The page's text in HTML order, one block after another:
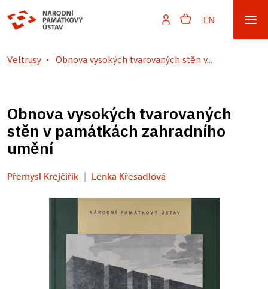
EN
Veltrusy Obnova vysokých tvarovaných stěn v...
Obnova vysokých tvarovaných
stěn v památkách zahradního
umění
Přemysl Krejčiřík | Lenka Křesadlová